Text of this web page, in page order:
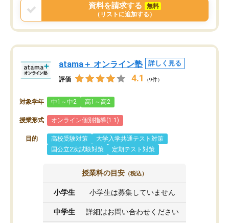
資料を請求する
無料
（リストに追加する）
atama＋ オンライン塾 詳しく見る
評価 4.1 （9件）
対象学年 中1～中2 高1～高2
授業形式 オンライン個別指導(1:1)
目的 高校受験対策
大学入学共通テスト対策
国公立2次試験対策
定期テスト対策
授業料の目安 （税込）
小学生 小学生は募集していません
中学生 詳細はお問い合わせください